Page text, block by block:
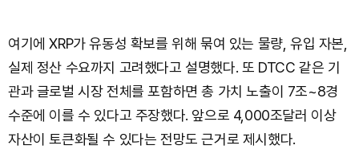
여기에 XRP가 유동성 확보를 위해 묶여 있는 물량, 유입 자본,
실제 정산 수요까지 고려했다고 설명했다. 또 DTCC 같은 기
관과 글로벌 시장 전체를 포함하면 총 가치 노출이 7조~8경
수준에 이를 수 있다고 주장했다. 앞으로 4,000조달러 이상
자산이 토큰화될 수 있다는 전망도 근거로 제시했다.